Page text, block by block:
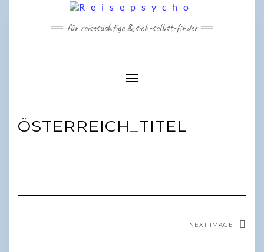
für reisesüchtige & sich-selbst-finder
Toggle Navigation
ÖSTERREICH_TITEL
NEXT IMAGE